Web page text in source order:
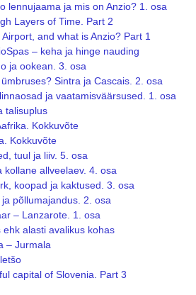
lennujaama ja mis on Anzio? 1. osa
Layers of Time. Part 2
and what is Anzio? Part 1
– keha ja hinge nauding
ja ookean. 3. osa
Sintra ja Cascais. 2. osa
ja vaatamisväärsused. 1. osa
talisuplus
Kokkuvõte
Kokkuvõte
tuul ja liiv. 5. osa
kollane allveelaev. 4. osa
koopad ja kaktused. 3. osa
põllumajandus. 2. osa
– Lanzarote. 1. osa
alasti avalikus kohas
– Jurmala
capital of Slovenia. Part 3